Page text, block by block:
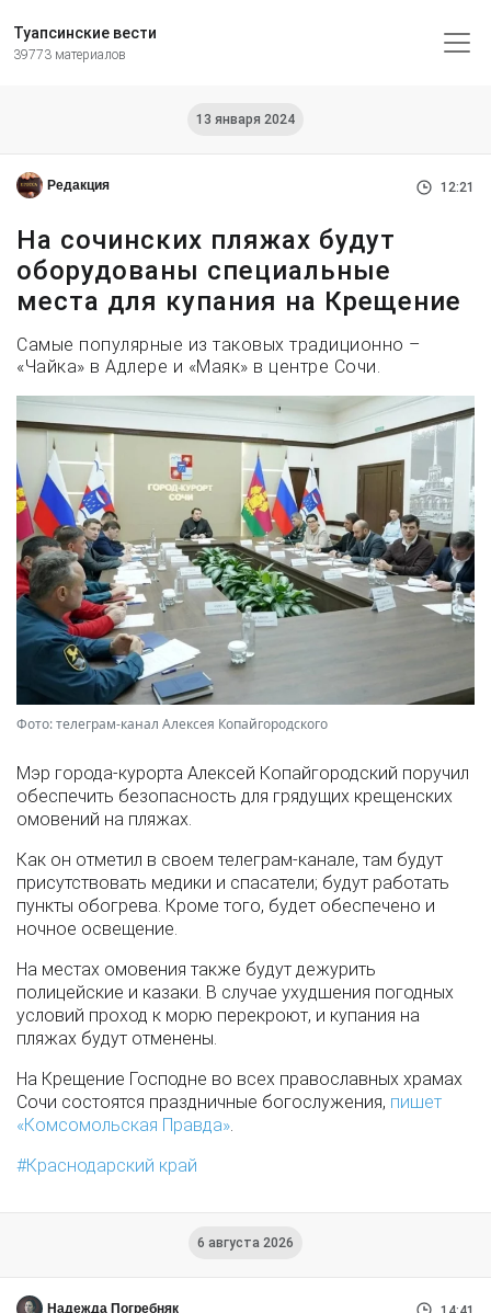
Туапсинские вести
39773 материалов
13 января 2024
Редакция 12:21
На сочинских пляжах будут
оборудованы специальные
места для купания на Крещение
Самые популярные из таковых традиционно –
«Чайка» в Адлере и «Маяк» в центре Сочи.
Фото: телеграм-канал Алексея Копайгородского
Мэр города-курорта Алексей Копайгородский поручил
обеспечить безопасность для грядущих крещенских
омовений на пляжах.
Как он отметил в своем телеграм-канале, там будут
присутствовать медики и спасатели; будут работать
пункты обогрева. Кроме того, будет обеспечено и
ночное освещение.
На местах омовения также будут дежурить
полицейские и казаки. В случае ухудшения погодных
условий проход к морю перекроют, и купания на
пляжах будут отменены.
На Крещение Господне во всех православных храмах
Сочи состоятся праздничные богослужения, пишет
«Комсомольская Правда»
Краснодарский край
6 августа 2026
Надежда Погребняк